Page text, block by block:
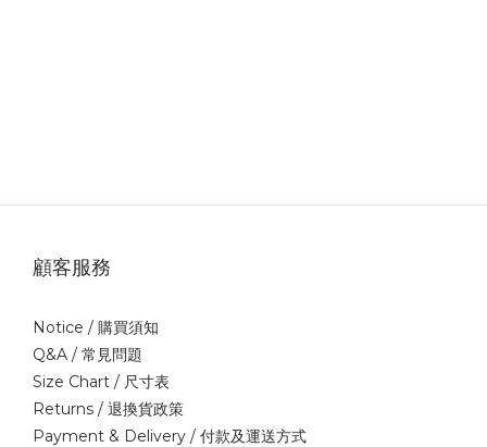
顧客服務
Notice / 購買須知
Q&A / 常見問題
Size Chart / 尺寸表
Returns / 退換貨政策
Payment & Delivery / 付款及運送方式